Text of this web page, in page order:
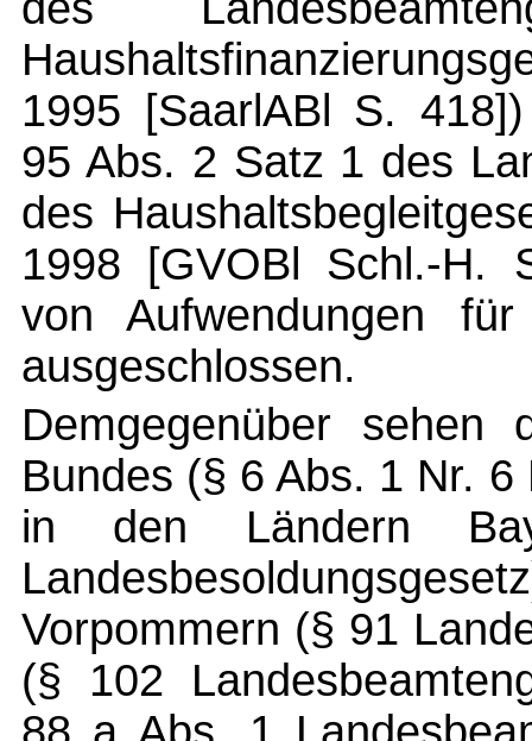
1995 [SaarlABl S.
95 Abs. 2 Satz 1 des
des
1998 [GVOBl Schl.-H.
von Aufwendungen für
ausgeschlossen.
Demgegenüber sehen
Bundes (§ 6 Abs. 1 Nr.
in den Ländern
Vorpommern (§ 91
(§ 102